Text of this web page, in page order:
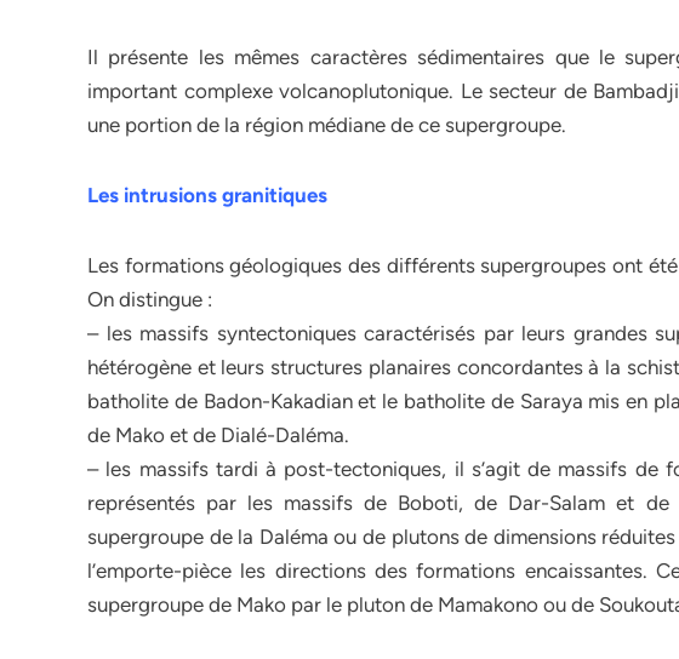
Il présente les mêmes caractères sédimentaires que le
important complexe volcanoplutonique. Le secteur de
une portion de la région médiane de ce supergroupe.
Les intrusions granitiques
Les formations géologiques des différents supergroupes ont
On distingue :
– les massifs syntectoniques caractérisés par leurs grandes
hétérogène et leurs structures planaires concordantes à la
batholite de Badon-Kakadian et le batholite de Saraya mis en
de Mako et de Dialé-Daléma.
– les massifs tardi à post-tectoniques, il s’agit de massifs de
représentés par les massifs de Boboti, de Dar-Salam et
supergroupe de la Daléma ou de plutons de dimensions
l’emporte-pièce les directions des formations encaissantes.
supergroupe de Mako par le pluton de Mamakono ou de